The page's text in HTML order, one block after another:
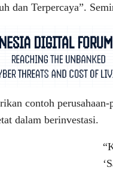
dan Terpercaya”.
contoh
dalam berinvestasi.